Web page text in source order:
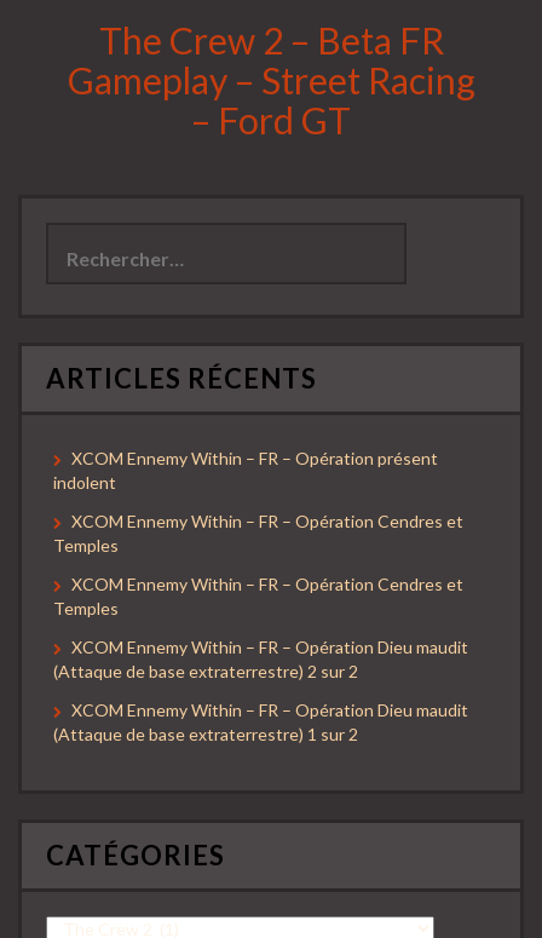
The Crew 2 – Beta FR
Gameplay – Street Racing
– Ford GT
ARTICLES RÉCENTS
XCOM Ennemy Within – FR – Opération présent
indolent
XCOM Ennemy Within – FR – Opération Cendres et
Temples
XCOM Ennemy Within – FR – Opération Cendres et
Temples
XCOM Ennemy Within – FR – Opération Dieu maudit
(Attaque de base extraterrestre) 2 sur 2
XCOM Ennemy Within – FR – Opération Dieu maudit
(Attaque de base extraterrestre) 1 sur 2
CATÉGORIES
Catégories